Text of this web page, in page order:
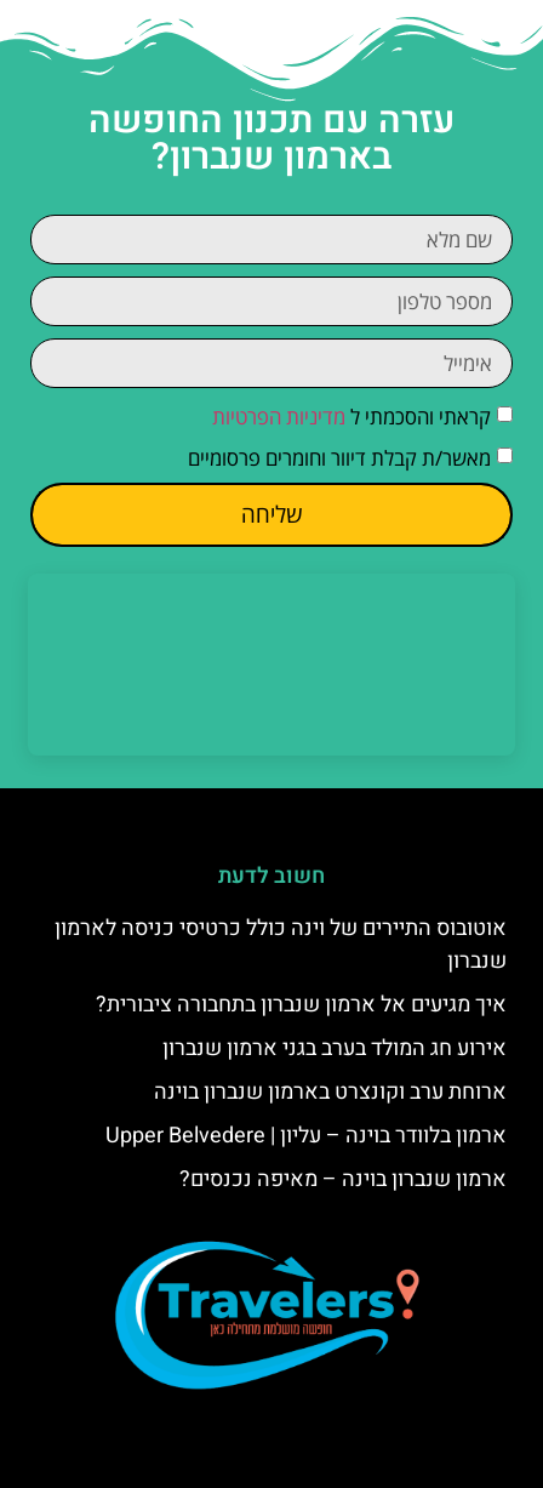
עזרה עם תכנון החופשה
בארמון שנברון?
קראתי והסכמתי ל מדיניות הפרטיות
מאשר/ת קבלת דיוור וחומרים פרסומיים
שליחה
חשוב לדעת
אוטובוס התיירים של וינה כולל כרטיסי כניסה לארמון
שנברון
איך מגיעים אל ארמון שנברון בתחבורה ציבורית?
אירוע חג המולד בערב בגני ארמון שנברון
ארוחת ערב וקונצרט בארמון שנברון בוינה
ארמון בלוודר בוינה – עליון | Upper Belvedere
ארמון שנברון בוינה – מאיפה נכנסים?